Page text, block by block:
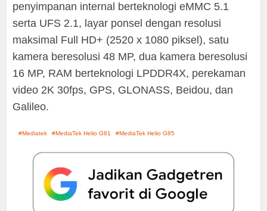
penyimpanan internal berteknologi eMMC 5.1
serta UFS 2.1, layar ponsel dengan resolusi
maksimal Full HD+ (2520 x 1080 piksel), satu
kamera beresolusi 48 MP, dua kamera beresolusi
16 MP, RAM berteknologi LPDDR4X, perekaman
video 2K 30fps, GPS, GLONASS, Beidou, dan
Galileo.
Mediatek MediaTek Helio G81 MediaTek Helio G85